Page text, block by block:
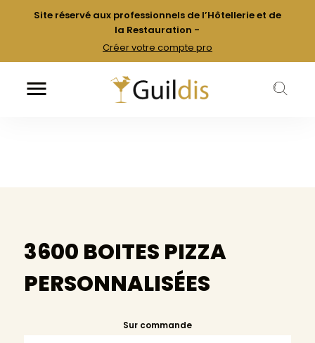
Site réservé aux professionnels de l’Hôtellerie et de
la Restauration -
Créer votre compte pro
 k
Sur commande
3600 BOITES PIZZA
PERSONNALISÉES